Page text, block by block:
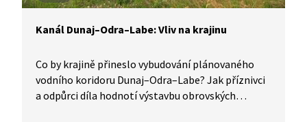
Kanál Dunaj–Odra–Labe: Vliv na krajinu
Co by krajině přineslo vybudování plánovaného
vodního koridoru Dunaj–Odra–Labe? Jak příznivci
a odpůrci díla hodnotí výstavbu obrovských